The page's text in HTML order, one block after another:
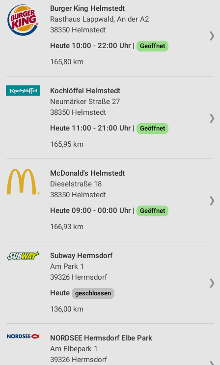
❯
Burger King Helmstedt
Rasthaus Lappwald, An der A2
38350 Helmstedt
Heute 10:00 - 22:00 Uhr |
Geöffnet
165,80 km
❯
Kochlöffel Helmstedt
Neumärker Straße 27
38350 Helmstedt
Heute 11:00 - 21:00 Uhr |
Geöffnet
165,95 km
❯
McDonald's Helmstedt
Dieselstraße 18
38350 Helmstedt
Heute 09:00 - 00:00 Uhr |
Geöffnet
166,93 km
❯
Subway Hermsdorf
Am Park 1
39326 Hermsdorf
Heute
geschlossen
136,00 km
NORDSEE Hermsdorf Elbe Park
Am Elbepark 1
39326 Hermsdorf